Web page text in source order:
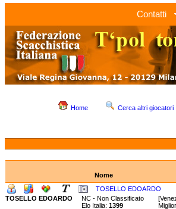
Contatti
Home Cerca altri giocatori
Nome
TOSELLO EDOARDO
TOSELLO EDOARDO
NC - Non Classificato
Elo Italia: 1399